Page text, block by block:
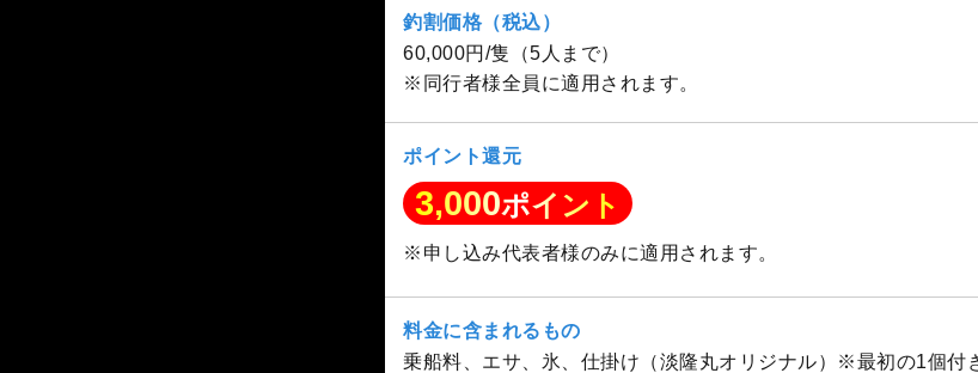
釣割価格（税込）
60,000円/隻（5人まで）
※同行者様全員に適用されます。
ポイント還元
3,000ポイント
※申し込み代表者様のみに適用されます。
料金に含まれるもの
乗船料、エサ、氷、仕掛け（淡隆丸オリジナル）※最初の1個付